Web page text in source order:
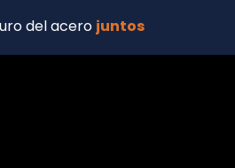
del acero juntos